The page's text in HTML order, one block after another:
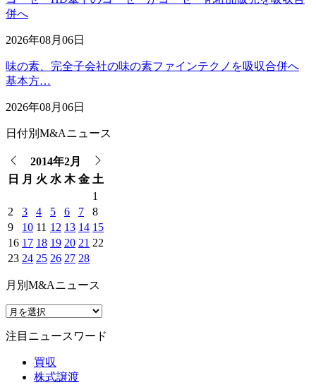
併へ
2026年08月06日
味の素、完全子会社の味の素ファインテクノを吸収合併へ
基本方…
2026年08月06日
日付別M&Aニュース
2014年2月
日
月 火 水 木 金 土
1
2
3 4 5 6 7
8
9
10 11 12 13 14 15
16 17 18 19 20 21 22
23 24 25 26 27 28
月別M&Aニュース
注目ニュースワード
買収
株式譲渡